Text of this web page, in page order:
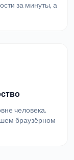
за минуты, а
человека.
браузёрном